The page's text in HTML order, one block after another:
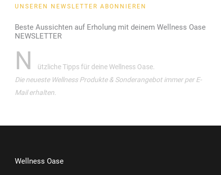
UNSEREN NEWSLETTER ABONNIEREN
Beste Aussichten auf Erholung mit deinem Wellness Oase
NEWSLETTER
N
ützliche Tipps für deine Wellness Oase.
Die neueste Wellness Produkte & Sonderangebot immer per E-
Mail erhalten.
Wellness Oase